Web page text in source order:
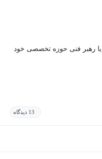
اگر در مسیر تبدیل شدن به Tech Lead یا رهبر فنی حوزه تخصصی خود
13 دیدگاه